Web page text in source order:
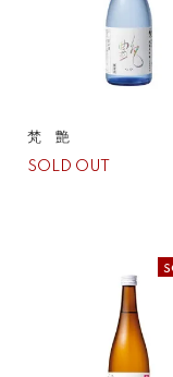
梵 艶
SOLD OUT